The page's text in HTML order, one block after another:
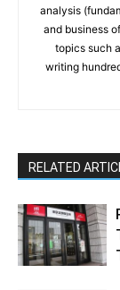
analysis
and business
topics such
writing
RELATED